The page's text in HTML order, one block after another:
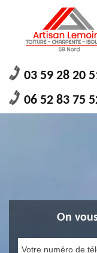
03 59 28 20
06 52 83 75
On